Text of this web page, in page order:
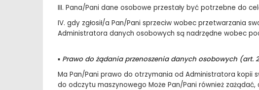
III. Pana/Pani dane osobowe przestały być potrzebne do
IV. gdy zgłosił/a Pan/Pani sprzeciw wobec przetwarzania
Administratora danych osobowych są nadrzędne wobec
▪ Prawo do żądania przenoszenia danych osobowych (art.
Ma Pan/Pani prawo do otrzymania od Administratora kopii
do odczytu maszynowego Może Pan/Pani również